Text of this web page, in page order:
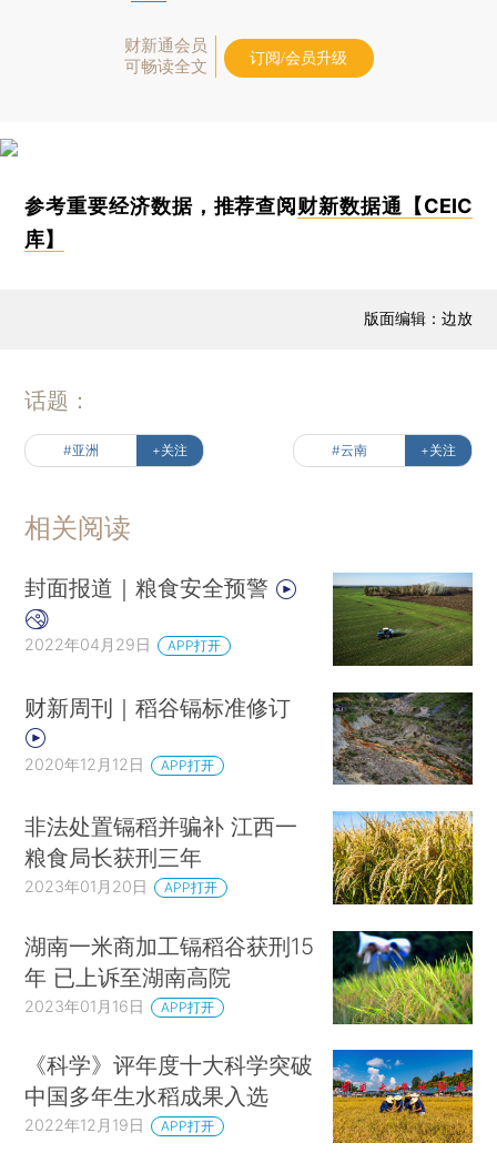
财新通会员
可畅读全文
订阅/会员升级
参考重要经济数据，推荐查阅财新数据通【CEIC
库】
版面编辑：边放
话题：
#亚洲 +关注 #云南 +关注
相关阅读
封面报道｜粮食安全预警
2022年04月29日 APP打开
财新周刊｜稻谷镉标准修订
2020年12月12日 APP打开
非法处置镉稻并骗补 江西一
粮食局长获刑三年
2023年01月20日 APP打开
湖南一米商加工镉稻谷获刑15
年 已上诉至湖南高院
2023年01月16日 APP打开
《科学》评年度十大科学突破
中国多年生水稻成果入选
2022年12月19日 APP打开